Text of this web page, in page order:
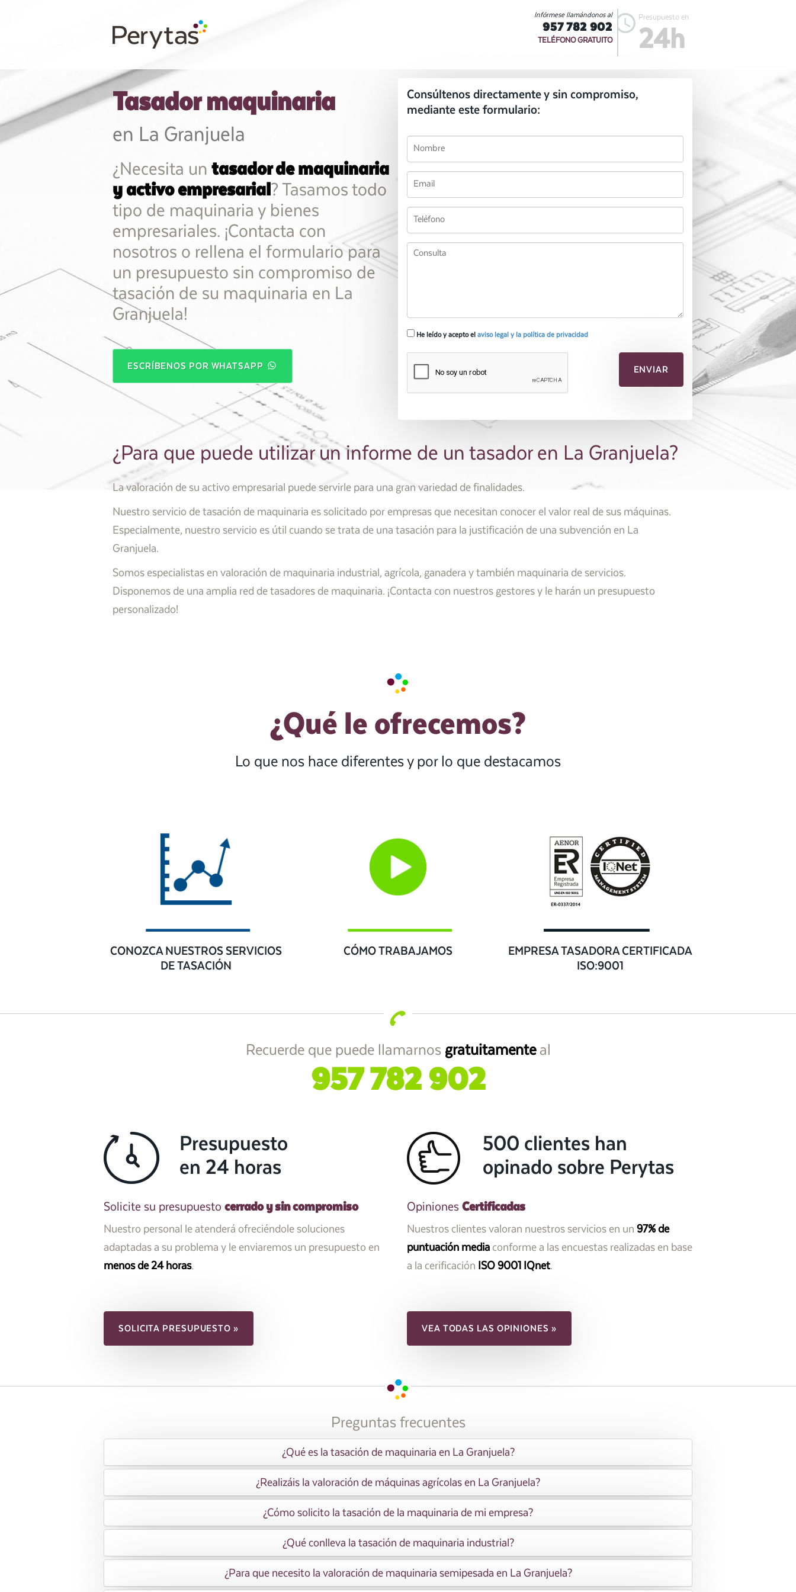
Presupuesto en
24h
Infórmese llamándonos al
957 782 902
TELÉFONO GRATUITO
Tasador maquinaria
en La Granjuela
¿Necesita un tasador de maquinaria
y activo empresarial? Tasamos todo
tipo de maquinaria y bienes
empresariales. ¡Contacta con
nosotros o rellena el formulario para
un presupuesto sin compromiso de
tasación de su maquinaria en La
Granjuela!
ESCRÍBENOS POR WHATSAPP
Consúltenos directamente y sin compromiso,
mediante este formulario:
He leído y acepto el aviso legal y la política de privacidad
¿Para que puede utilizar un informe de un tasador en La Granjuela?
La valoración de su activo empresarial puede servirle para una gran variedad de finalidades.
Nuestro servicio de tasación de maquinaria es solicitado por empresas que necesitan conocer el valor real de sus máquinas.
Especialmente, nuestro servicio es útil cuando se trata de una tasación para la justificación de una subvención en La
Granjuela.
Somos especialistas en valoración de maquinaria industrial, agrícola, ganadera y también maquinaria de servicios.
Disponemos de una amplia red de tasadores de maquinaria. ¡Contacta con nuestros gestores y le harán un presupuesto
personalizado!
¿Qué le ofrecemos?
Lo que nos hace diferentes y por lo que destacamos
CONOZCA NUESTROS SERVICIOS
DE TASACIÓN
CÓMO TRABAJAMOS
EMPRESA TASADORA CERTIFICADA
ISO:9001
Recuerde que puede llamarnos gratuitamenteal
957 782 902
Presupuesto
en 24 horas
Solicite su presupuesto cerrado y sin compromiso
Nuestro personal le atenderá ofreciéndole soluciones
adaptadas a su problema y le enviaremos un presupuesto en
menos de 24 horas.
SOLICITA PRESUPUESTO »
500 clientes han
opinado sobre Perytas
Opiniones Certificadas
Nuestros clientes valoran nuestros servicios en un 97% de
puntuación mediaconforme a las encuestas realizadas en base
a la cerificación ISO 9001 IQnet.
VEA TODAS LAS OPINIONES »
Preguntas frecuentes
¿Qué es la tasación de maquinaria en La Granjuela?
¿Realizáis la valoración de máquinas agrícolas en La Granjuela?
¿Cómo solicito la tasación de la maquinaria de mi empresa?
¿Qué conlleva la tasación de maquinaria industrial?
¿Para que necesito la valoración de maquinaria semipesada en La Granjuela?